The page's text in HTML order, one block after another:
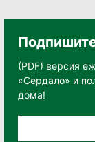
(PDF) версия
«Сердало» и
дома!